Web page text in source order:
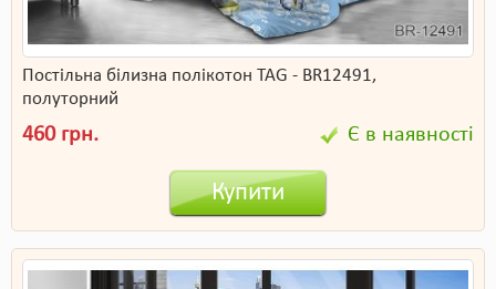
Постільна білизна полікотон TAG - BR12491,
полуторний
460 грн. Є в наявності
Купити